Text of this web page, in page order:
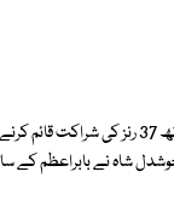
بابراعظم اس دوران ذمہ دارنہ کھیل پیش